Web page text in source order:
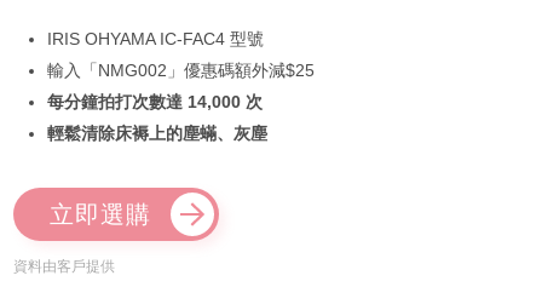
IRIS OHYAMA IC-FAC4 型號
輸入「NMG002」優惠碼額外減$25
每分鐘拍打次數達 14,000 次
輕鬆清除床褥上的塵蟎、灰塵
立即選購
資料由客戶提供